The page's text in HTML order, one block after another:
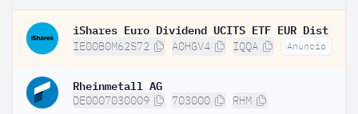
iShares Euro Dividend UCITS ETF EUR Dist
IE00B0M62S72 A0HGV4 IQQA Anuncio
Rheinmetall AG
DE0007030009 703000 RHM